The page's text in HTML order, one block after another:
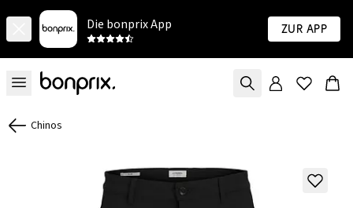
Die bonprix App Zur App
Chinos